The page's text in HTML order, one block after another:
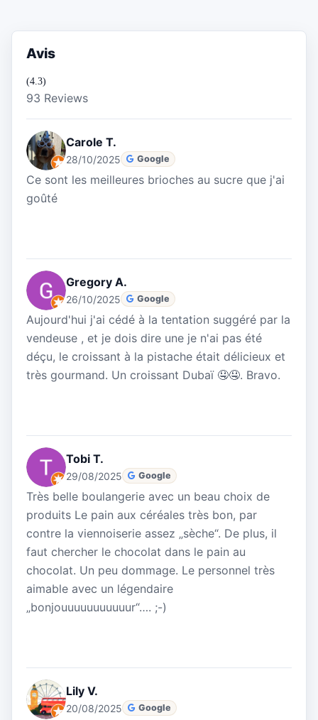
Avis
(4.3)
93 Reviews
Carole T.
28/10/2025 Google
Ce sont les meilleures brioches au sucre que j'ai
goûté
Gregory A.
26/10/2025 Google
Aujourd'hui j'ai cédé à la tentation suggéré par la
vendeuse , et je dois dire une je n'ai pas été
déçu, le croissant à la pistache était délicieux et
très gourmand. Un croissant Dubaï 🤤🤤. Bravo.
Tobi T.
29/08/2025 Google
Très belle boulangerie avec un beau choix de
produits Le pain aux céréales très bon, par
contre la viennoiserie assez „sèche“. De plus, il
faut chercher le chocolat dans le pain au
chocolat. Un peu dommage. Le personnel très
aimable avec un légendaire
„bonjouuuuuuuuuuur“…. ;-)
Lily V.
20/08/2025 Google